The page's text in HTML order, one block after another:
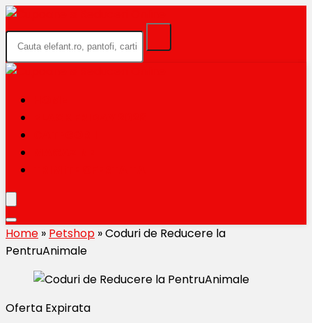
Home » Petshop »Coduri de Reducere la
PentruAnimale
Oferta Expirata